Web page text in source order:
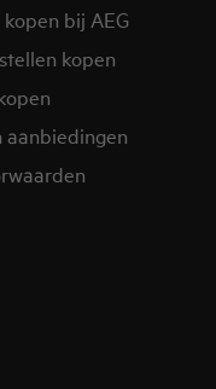
bij AEG
kopen
aanbiedingen